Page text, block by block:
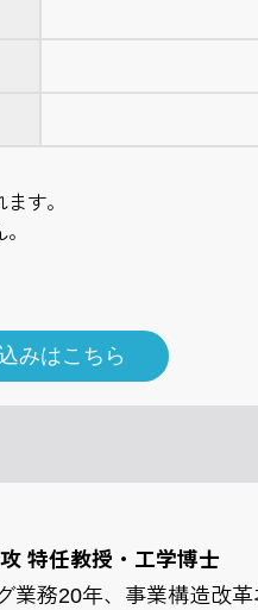
す。
特任教授・工学博士
業務20年、事業構造改